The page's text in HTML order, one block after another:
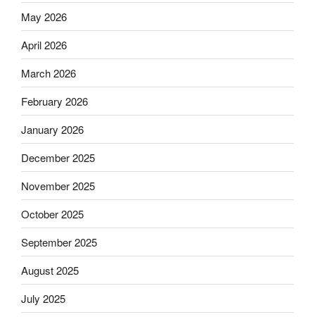
May 2026
April 2026
March 2026
February 2026
January 2026
December 2025
November 2025
October 2025
September 2025
August 2025
July 2025